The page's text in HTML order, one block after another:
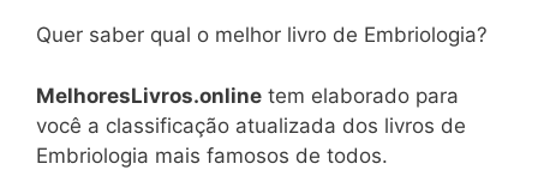
Quer saber qual o melhor livro de Embriologia?
MelhoresLivros.online tem elaborado para
você a classificação atualizada dos livros de
Embriologia mais famosos de todos.